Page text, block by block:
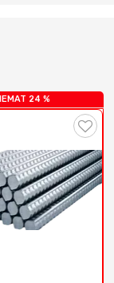
24 %